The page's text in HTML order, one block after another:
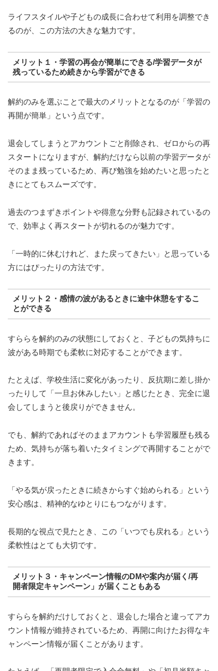
ライフスタイルや子どもの成長に合わせて利用を調整でき
るのが、この方法の大きな魅力です。
メリット１・学習の再会が簡単にできる/学習データが
残っているため続きから学習ができる
解約のみを選ぶことで最大のメリットとなるのが「学習の
再開が簡単」という点です。
退会してしまうとアカウントごと削除され、ゼロからの再
スタートになりますが、解約だけなら以前の学習データが
そのまま残っているため、再び勉強を始めたいと思ったと
きにとてもスムーズです。
過去のつまずきポイントや得意な分野も記録されているの
で、効率よく再スタートが切れるのが魅力です。
「一時的に休むけれど、また戻ってきたい」と思っている
方にはぴったりの方法です。
メリット２・感情の波があるときに途中休憩をするこ
とができる
すららを解約のみの状態にしておくと、子どもの気持ちに
波がある時期でも柔軟に対応することができます。
たとえば、学校生活に変化があったり、反抗期に差し掛か
ったりして「一旦お休みしたい」と感じたとき、完全に退
会してしまうと後戻りができません。
でも、解約であればそのままアカウントも学習履歴も残る
ため、気持ちが落ち着いたタイミングで再開することがで
きます。
「やる気が戻ったときに続きからすぐ始められる」という
安心感は、精神的なゆとりにもつながります。
長期的な視点で見たとき、この「いつでも戻れる」という
柔軟性はとても大切です。
メリット３・キャンペーン情報のDMや案内が届く/再
開者限定キャンペーン」が届くこともある
すららを解約だけしておくと、退会した場合と違ってアカ
ウント情報が維持されているため、再開に向けたお得なキ
ャンペーン情報が届くことがあります。